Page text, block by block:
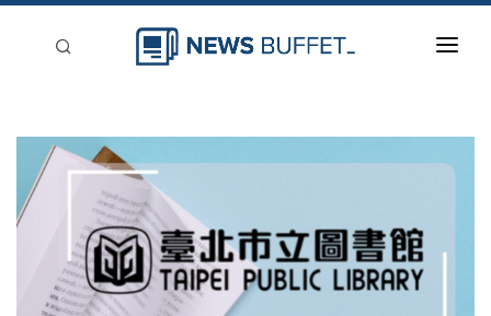
新聞稿分類
刊登